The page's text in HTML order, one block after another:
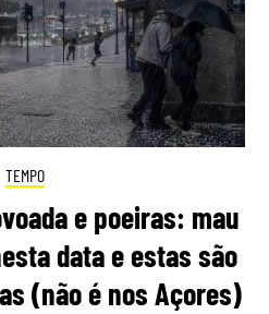
TEMPO
e poeiras: mau
data e estas são
(não é nos Açores)